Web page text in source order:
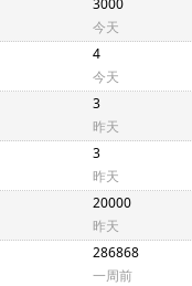
3000
今天
4
今天
3
昨天
3
昨天
20000
昨天
286868
一周前